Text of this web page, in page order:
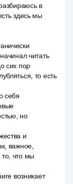
в
здесь мы
читать
сих пор
то есть
себя
но
и
важное,
то, что мы
возникает